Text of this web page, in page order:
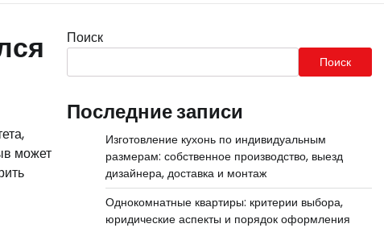
может
Поиск
Поиск
Последние записи
Изготовление кухонь по индивидуальным
размерам: собственное производство, выезд
дизайнера, доставка и монтаж
Однокомнатные квартиры: критерии выбора,
юридические аспекты и порядок оформления